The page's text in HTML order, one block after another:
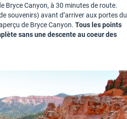
Bryce Canyon, à 30 minutes de route.
souvenirs) avant d’arriver aux portes du
de Bryce Canyon.Tous les points
sans une descente au coeur des